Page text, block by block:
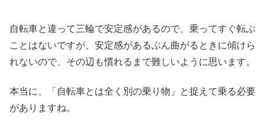
自転車と違って三輪で安定感があるので、乗ってすぐ転ぶ
ことはないですが、安定感があるぶん曲がるときに傾けら
れないので、その辺も慣れるまで難しいように思います。
本当に、「自転車とは全く別の乗り物」と捉えて乗る必要
がありますね。